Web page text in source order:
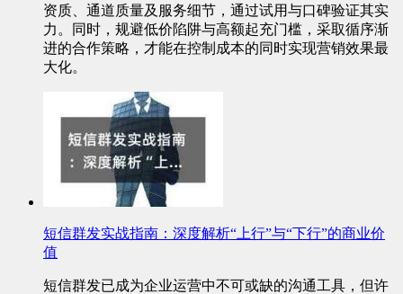
资质、通道质量及服务细节，通过试用与口碑验证其实
力。同时，规避低价陷阱与高额起充门槛，采取循序渐
进的合作策略，才能在控制成本的同时实现营销效果最
大化。
短信群发实战指南：深度解析“上行”与“下行”的商业价
值
短信群发已成为企业运营中不可或缺的沟通工具，但许